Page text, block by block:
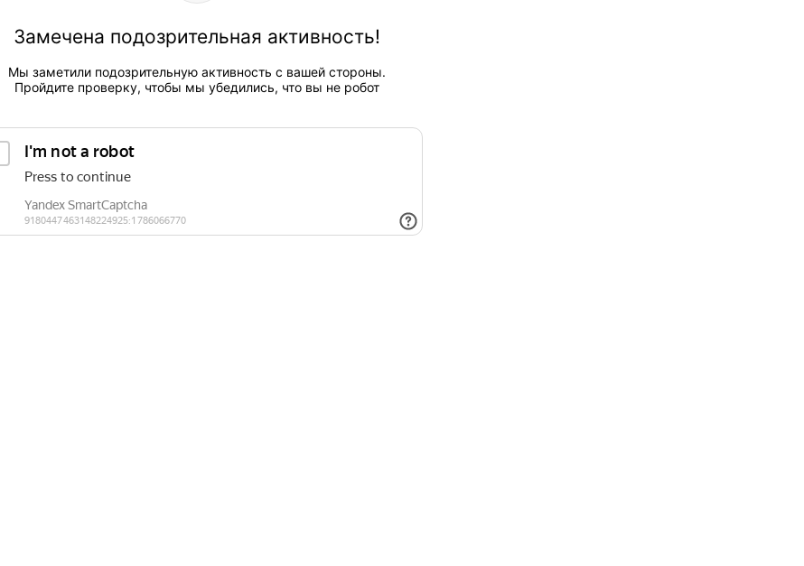
Замечена подозрительная активность!
Мы заметили подозрительную активность с вашей стороны.
Пройдите проверку, чтобы мы убедились, что вы не робот